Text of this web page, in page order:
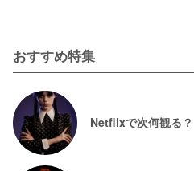
おすすめ特集
Netflixで次何観る？